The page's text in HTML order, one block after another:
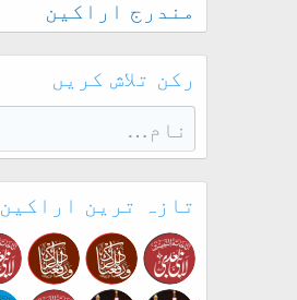
مندرج اراکین
رکن تلاش کریں
تازہ ترین اراکین